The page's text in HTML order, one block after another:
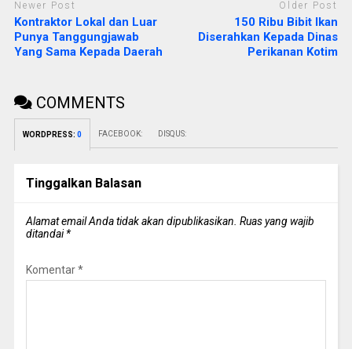
Newer Post
Kontraktor Lokal dan Luar
Punya Tanggungjawab
Yang Sama Kepada Daerah
Older Post
150 Ribu Bibit Ikan
Diserahkan Kepada Dinas
Perikanan Kotim
COMMENTS
WORDPRESS: 0 FACEBOOK: DISQUS:
Tinggalkan Balasan
Alamat email Anda tidak akan dipublikasikan. Ruas yang wajib
ditandai*
Komentar*